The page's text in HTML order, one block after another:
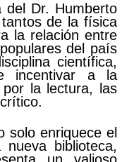
del Dr. Humberto
de la física
la relación entre
del país
científica,
incentivar a la
la lectura, las
solo enriquece el
biblioteca,